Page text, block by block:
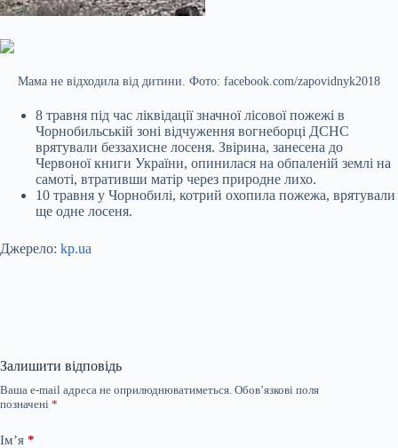
Мама не відходила від дитини. Фото: facebook.com/zapovidnyk2018
8 травня під час ліквідації значної лісової пожежі в
Чорнобильській зоні відчуження вогнеборці ДСНС
врятували беззахисне лосеня. Звірина, занесена до
Червоної книги України, опинилася на обпаленій землі на
самоті, втративши матір через природне лихо.
10 травня у Чорнобилі, котрий охопила пожежа, врятували
ще одне лосеня.
Джерело: kp.ua
Залишити відповідь
Ваша e-mail адреса не оприлюднюватиметься. Обов’язкові поля
позначені *
Ім’я *